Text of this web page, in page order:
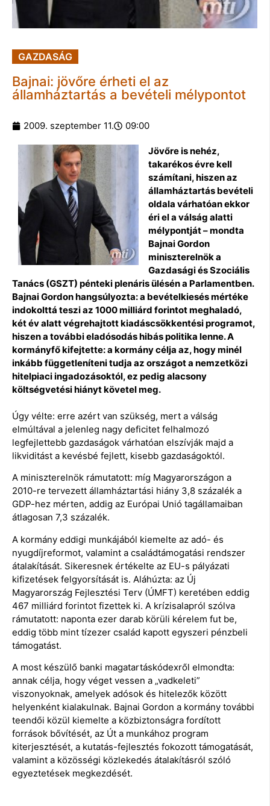
GAZDASÁG
Bajnai: jövőre érheti el az
államháztartás a bevételi mélypontot
2009. szeptember 11. 09:00
Jövőre is nehéz,
takarékos évre kell
számítani, hiszen az
államháztartás bevételi
oldala várhatóan ekkor
éri el a válság alatti
mélypontját – mondta
Bajnai Gordon
miniszterelnök a
Gazdasági és Szociális
Tanács (GSZT) pénteki plenáris ülésén a Parlamentben.
Bajnai Gordon hangsúlyozta: a bevételkiesés mértéke
indokolttá teszi az 1000 milliárd forintot meghaladó,
két év alatt végrehajtott kiadáscsökkentési programot,
hiszen a további eladósodás hibás politika lenne. A
kormányfő kifejtette: a kormány célja az, hogy minél
inkább függetleníteni tudja az országot a nemzetközi
hitelpiaci ingadozásoktól, ez pedig alacsony
költségvetési hiányt követel meg.
Úgy vélte: erre azért van szükség, mert a válság
elmúltával a jelenleg nagy deficitet felhalmozó
legfejlettebb gazdaságok várhatóan elszívják majd a
likviditást a kevésbé fejlett, kisebb gazdaságoktól.
A miniszterelnök rámutatott: míg Magyarországon a
2010-re tervezett államháztartási hiány 3,8 százalék a
GDP-hez mérten, addig az Európai Unió tagállamaiban
átlagosan 7,3 százalék.
A kormány eddigi munkájából kiemelte az adó- és
nyugdíjreformot, valamint a családtámogatási rendszer
átalakítását. Sikeresnek értékelte az EU-s pályázati
kifizetések felgyorsítását is. Aláhúzta: az Új
Magyarország Fejlesztési Terv (ÚMFT) keretében eddig
467 milliárd forintot fizettek ki. A krízisalapról szólva
rámutatott: naponta ezer darab körüli kérelem fut be,
eddig több mint tízezer család kapott egyszeri pénzbeli
támogatást.
A most készülő banki magatartáskódexről elmondta:
annak célja, hogy véget vessen a „vadkeleti”
viszonyoknak, amelyek adósok és hitelezők között
helyenként kialakulnak. Bajnai Gordon a kormány további
teendői közül kiemelte a közbiztonságra fordított
források bővítését, az Út a munkához program
kiterjesztését, a kutatás-fejlesztés fokozott támogatását,
valamint a közösségi közlekedés átalakításról szóló
egyeztetések megkezdését.